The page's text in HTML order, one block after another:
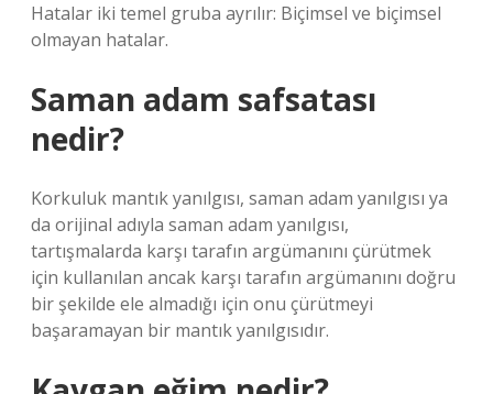
Hatalar iki temel gruba ayrılır: Biçimsel ve biçimsel
olmayan hatalar.
Saman adam safsatası
nedir?
Korkuluk mantık yanılgısı, saman adam yanılgısı ya
da orijinal adıyla saman adam yanılgısı,
tartışmalarda karşı tarafın argümanını çürütmek
için kullanılan ancak karşı tarafın argümanını doğru
bir şekilde ele almadığı için onu çürütmeyi
başaramayan bir mantık yanılgısıdır.